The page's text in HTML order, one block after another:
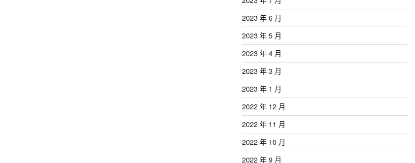
2023 年 6 月
2023 年 5 月
2023 年 4 月
2023 年 3 月
2023 年 1 月
2022 年 12 月
2022 年 11 月
2022 年 10 月
2022 年 9 月